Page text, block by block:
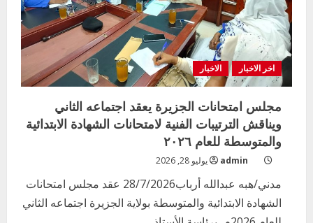
اخر الاخبار الاخبار
مجلس امتحانات الجزيرة يعقد اجتماعه الثاني
ويناقش الترتيبات الفنية لامتحانات الشهادة الابتدائية
والمتوسطة للعام ٢٠٢٦
admin يوليو 28, 2026
مدني/هبه عبدالله أرباب28/7/2026 عقد مجلس امتحانات
الشهادة الابتدائية والمتوسطة بولاية الجزيرة اجتماعه الثاني